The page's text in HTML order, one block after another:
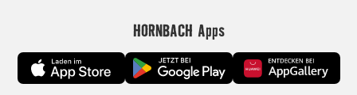
HORNBACH Apps